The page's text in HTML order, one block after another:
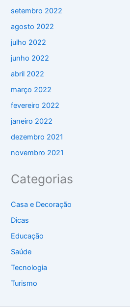
setembro 2022
agosto 2022
julho 2022
junho 2022
abril 2022
março 2022
fevereiro 2022
janeiro 2022
dezembro 2021
novembro 2021
Categorias
Casa e Decoração
Dicas
Educação
Saúde
Tecnologia
Turismo